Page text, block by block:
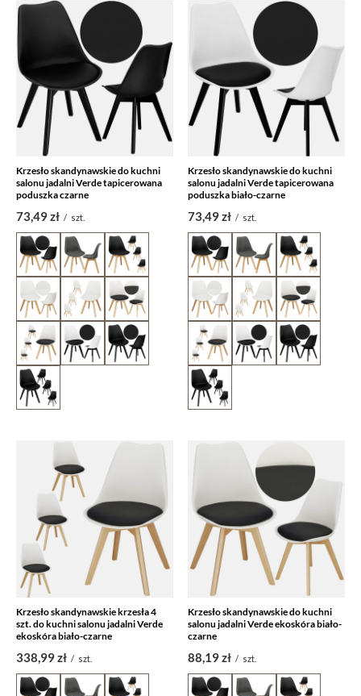
Krzesło skandynawskie do kuchni
salonu jadalni Verde tapicerowana
poduszka czarne
73,49 zł / szt.
Krzesło skandynawskie do kuchni
salonu jadalni Verde tapicerowana
poduszka biało-czarne
73,49 zł / szt.
Krzesło skandynawskie krzesła 4
szt. do kuchni salonu jadalni Verde
ekoskóra biało-czarne
338,99 zł / szt.
Krzesło skandynawskie do kuchni
salonu jadalni Verde ekoskóra biało-
czarne
88,19 zł / szt.